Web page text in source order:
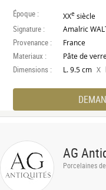
Époque : XXe siècle
Signature : Amalric
Provenance : France
Materiaux : Pâte de
Dimensions : L. 9.5 cm X
AG
Porcelaines